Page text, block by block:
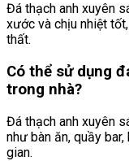
Đá thạch anh xuyên
xước và chịu nhiệt
thất.
Có thể sử dụng
trong nhà?
Đá thạch anh xuyên
như bàn ăn, quầy
gian.